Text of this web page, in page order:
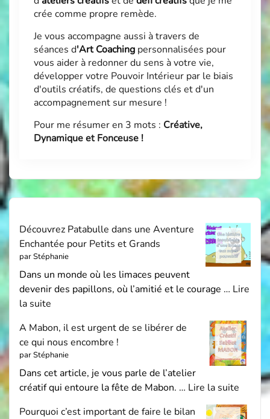
crée comme propre remède.
Je vous accompagne aussi à travers de
séances d'Art Coaching personnalisées pour
vous aider à redonner du sens à votre vie,
développer votre Pouvoir Intérieur par le biais
d'outils créatifs, de questions clés et d'un
accompagnement sur mesure !
Pour me résumer en 3 mots : Créative,
Dynamique et Fonceuse !
Découvrez Patabulle dans une Aventure
Enchantée pour Petits et Grands
par Stéphanie
Dans un monde où les limaces peuvent
devenir des papillons, où l’amitié et le courage … Lire
la suite
A Mabon, il est urgent de se libérer de
ce qui nous encombre !
par Stéphanie
Dans cet article, je vous parle de l’atelier
créatif qui entoure la fête de Mabon. … Lire la suite
Pourquoi c’est important de faire le bilan